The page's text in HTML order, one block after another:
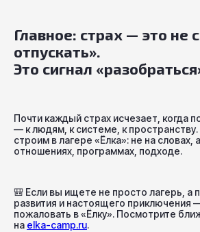
Главное: страх — это не
отпускать».
Это сигнал
Почти каждый страх исчезает, когда
— к людям, к системе, к
строим в лагере «Ёлка»: не на
отношениях, программах, подходе.
🎒 Если вы ищете не просто лагерь, а
развития и настоящего приключения
пожаловать в «Ёлку». Посмотрите
на elka-camp.ru.